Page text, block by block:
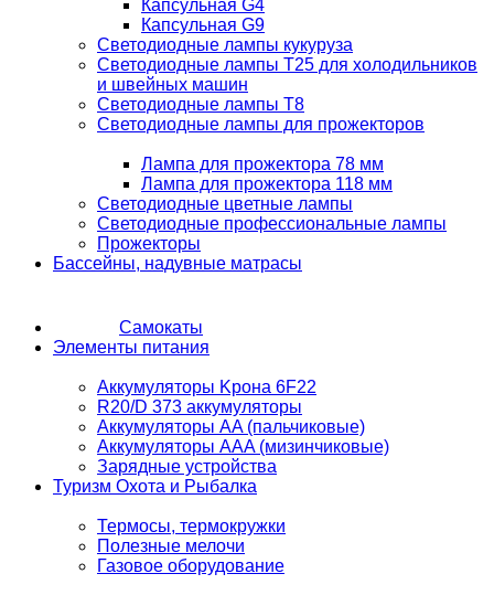
Капсульная G4
Капсульная G9
Светодиодные лампы кукуруза
Светодиодные лампы T25 для холодильников
и швейных машин
Светодиодные лампы T8
Светодиодные лампы для прожекторов
Лампа для прожектора 78 мм
Лампа для прожектора 118 мм
Светодиодные цветные лампы
Светодиодные профессиональные лампы
Прожекторы
Бассейны, надувные матрасы
Самокаты
Элементы питания
Аккумуляторы Kрона 6F22
R20/D 373 аккумуляторы
Аккумуляторы AA (пальчиковые)
Аккумуляторы AAA (мизинчиковые)
Зарядные устройства
Туризм Охота и Рыбалка
Термосы, термокружки
Полезные мелочи
Газовое оборудование